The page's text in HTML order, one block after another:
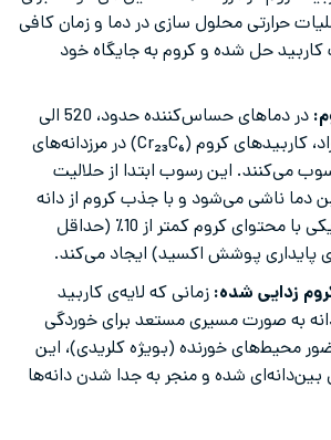
حرارتی محلول سازی در دما و زمان کافی
کاربید حل شده و کروم به جایگاه خود
در دماهای حساس‌کننده حدود، 520 الی
می‌کنند. این رسوب ابتدا از حلالیت
دما ناشی می‌شود و با جذب کروم از دانه
مجاور، ناحیه‌ی باریکی با محتوای کروم کمتر از 10٪ (حداقل
پایداری پوشش اکسید) ایجاد می‌کند.
زدایی شده: زمانی که لایه‌ی کاربید
به صورت مسیری مستعد برای خوردگی
محیط‌های خورنده (بویژه کلریدی)، این
بین‌دانه‌ای شده و منجر به جدا شدن دانه‌ها